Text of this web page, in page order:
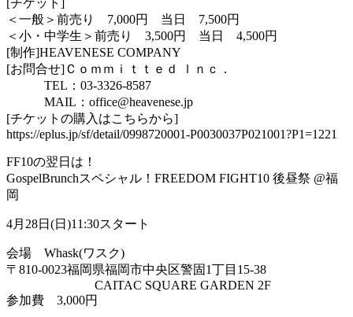
＜一般＞前売り 7,000円 当日 7,500円
＜小・中学生＞前売り 3,500円 当日 4,500円
[制作]HEAVENESE COMPANY
[お問合せ]Ｃｏｍｍｉｔｔｅｄ ｌｎｃ．
TEL：03-3326-8587
MAIL：office@heavenese.jp
[チケットの購入はこちらから]
https://eplus.jp/sf/detail/0998720001-P0030037P021001?P1=1221
FF10の翌日は！
GospelBrunchスペシャル！FREEDOM FIGHT10 後昼祭 @福
岡
4月28日(日)11:30スタート
会場 Whask(ワスク)
〒810-0023福岡県福岡市中央区警固1丁目15-38
CAITAC SQUARE GARDEN 2F
参加費 3,000円